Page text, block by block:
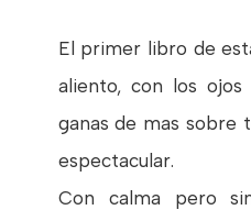
El primer libro de
aliento, con los
ganas de mas sobre
espectacular.
Con calma pero